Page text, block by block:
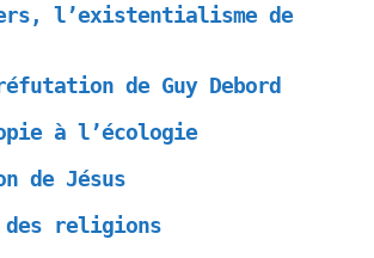
l’existentialisme de
de Guy Debord
à l’écologie
de Jésus
religions